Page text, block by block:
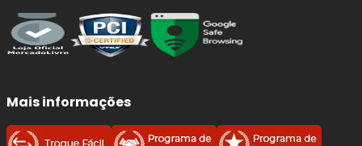
Mais informações